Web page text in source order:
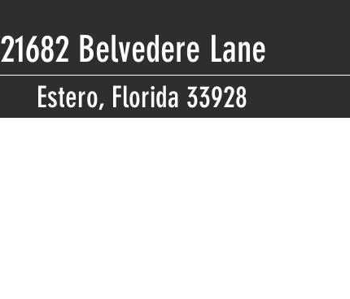
21682 Belvedere Lane
Estero, Florida 33928